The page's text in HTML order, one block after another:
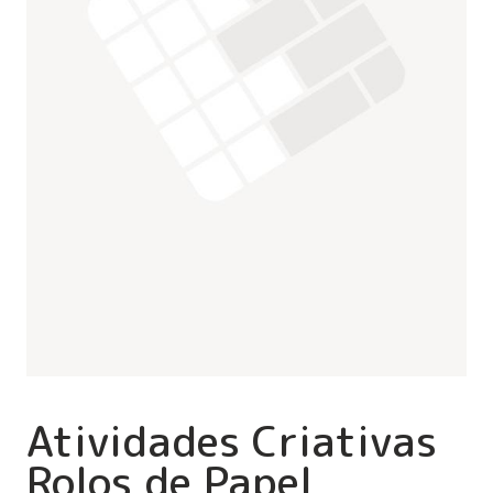
Atividades Criativas